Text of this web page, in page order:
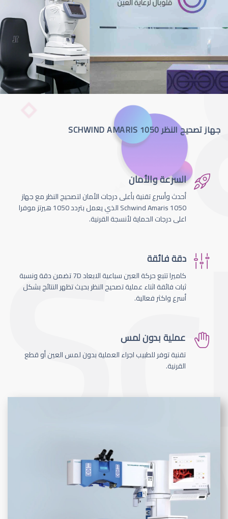
جهاز تصحيح النظر SCHWIND AMARIS 1050
السرعة والأمان
أحدث وأسرع تقنية بأعلى درجات الأمان لتصحيج النظر مع جهاز
Schwind Amaris 1050 الذي يعمل بتردد 1050 هيرتز موفرا
اعلى درجات الحماية لأنسجة القرنية.
دقة فائقة
كاميرا تتبع حركة العين سباعية الابعاد 7D تضمن دقة ونسبة
ثبات فائقة اثناء عملية تصحيح النظر بحيث تظهر النتائج بشكل
أسرع واكثر فعالية.
عملية بدون لمس
تقنية توفر للطبيب اجراء العملية بدون لمس العين أو قطع
القرنية.